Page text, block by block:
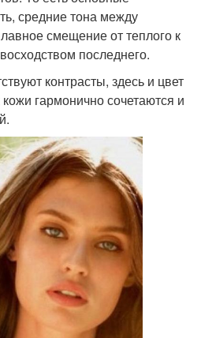
средние тона между
смещение от теплого к
последнего.
контрасты, здесь и цвет
кожи гармонично сочетаются и